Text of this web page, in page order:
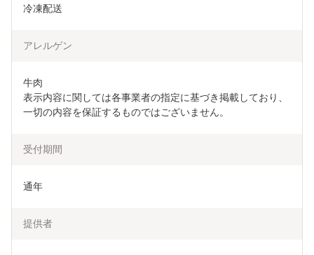
冷凍配送
アレルゲン
牛肉
表示内容に関しては各事業者の指定に基づき掲載しており、
一切の内容を保証するものではございません。
受付期間
通年
提供者